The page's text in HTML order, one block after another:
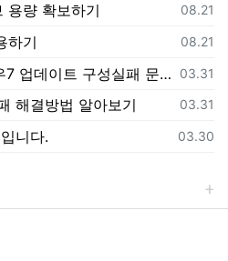
등록일
08.21
용량 확보하기
등록일
08.21
하기
등록일
03.31
[windows update] 윈도우7 업데이트 구성실패 문제해결하기
등록일
03.31
해결방법 알아보기
등록일
03.30
니다.